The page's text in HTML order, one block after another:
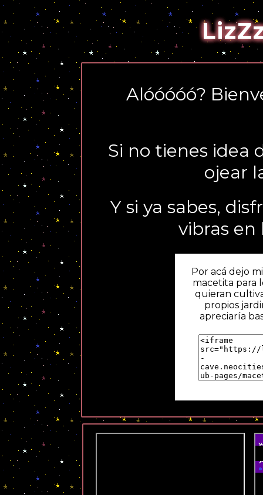
Alóóóóó?
Si no tienes idea
ojear
Y si ya sabes,
vibras en
Por acá dejo
macetita para
quieran
propios
apreciaría